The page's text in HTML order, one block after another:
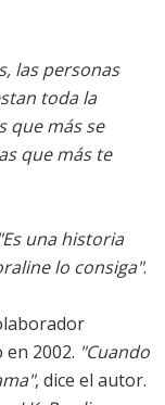
las personas
toda la
que más se
que más te
"Es una historia
lo consiga".
2002. "Cuando
, dice el autor.